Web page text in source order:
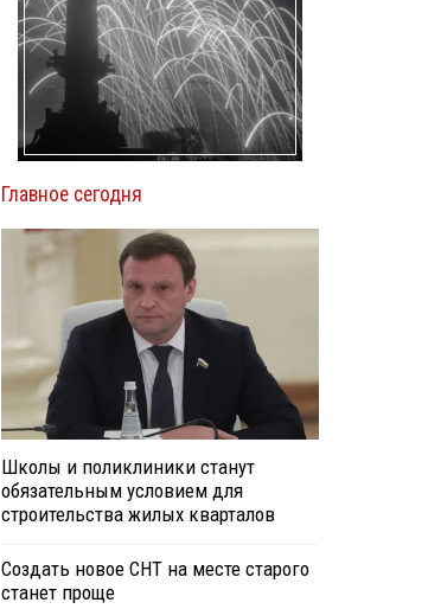
Главное сегодня
Школы и поликлиники станут
обязательным условием для
строительства жилых кварталов
Создать новое СНТ на месте старого
станет проще